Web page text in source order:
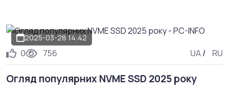
2025-03-28 14:42
0 756 UA/ RU
Огляд популярних NVME SSD 2025 року